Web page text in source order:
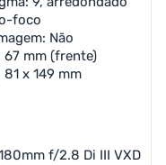
foco
Não
mm (frente)
x 149 mm
f/2.8 Di III VXD